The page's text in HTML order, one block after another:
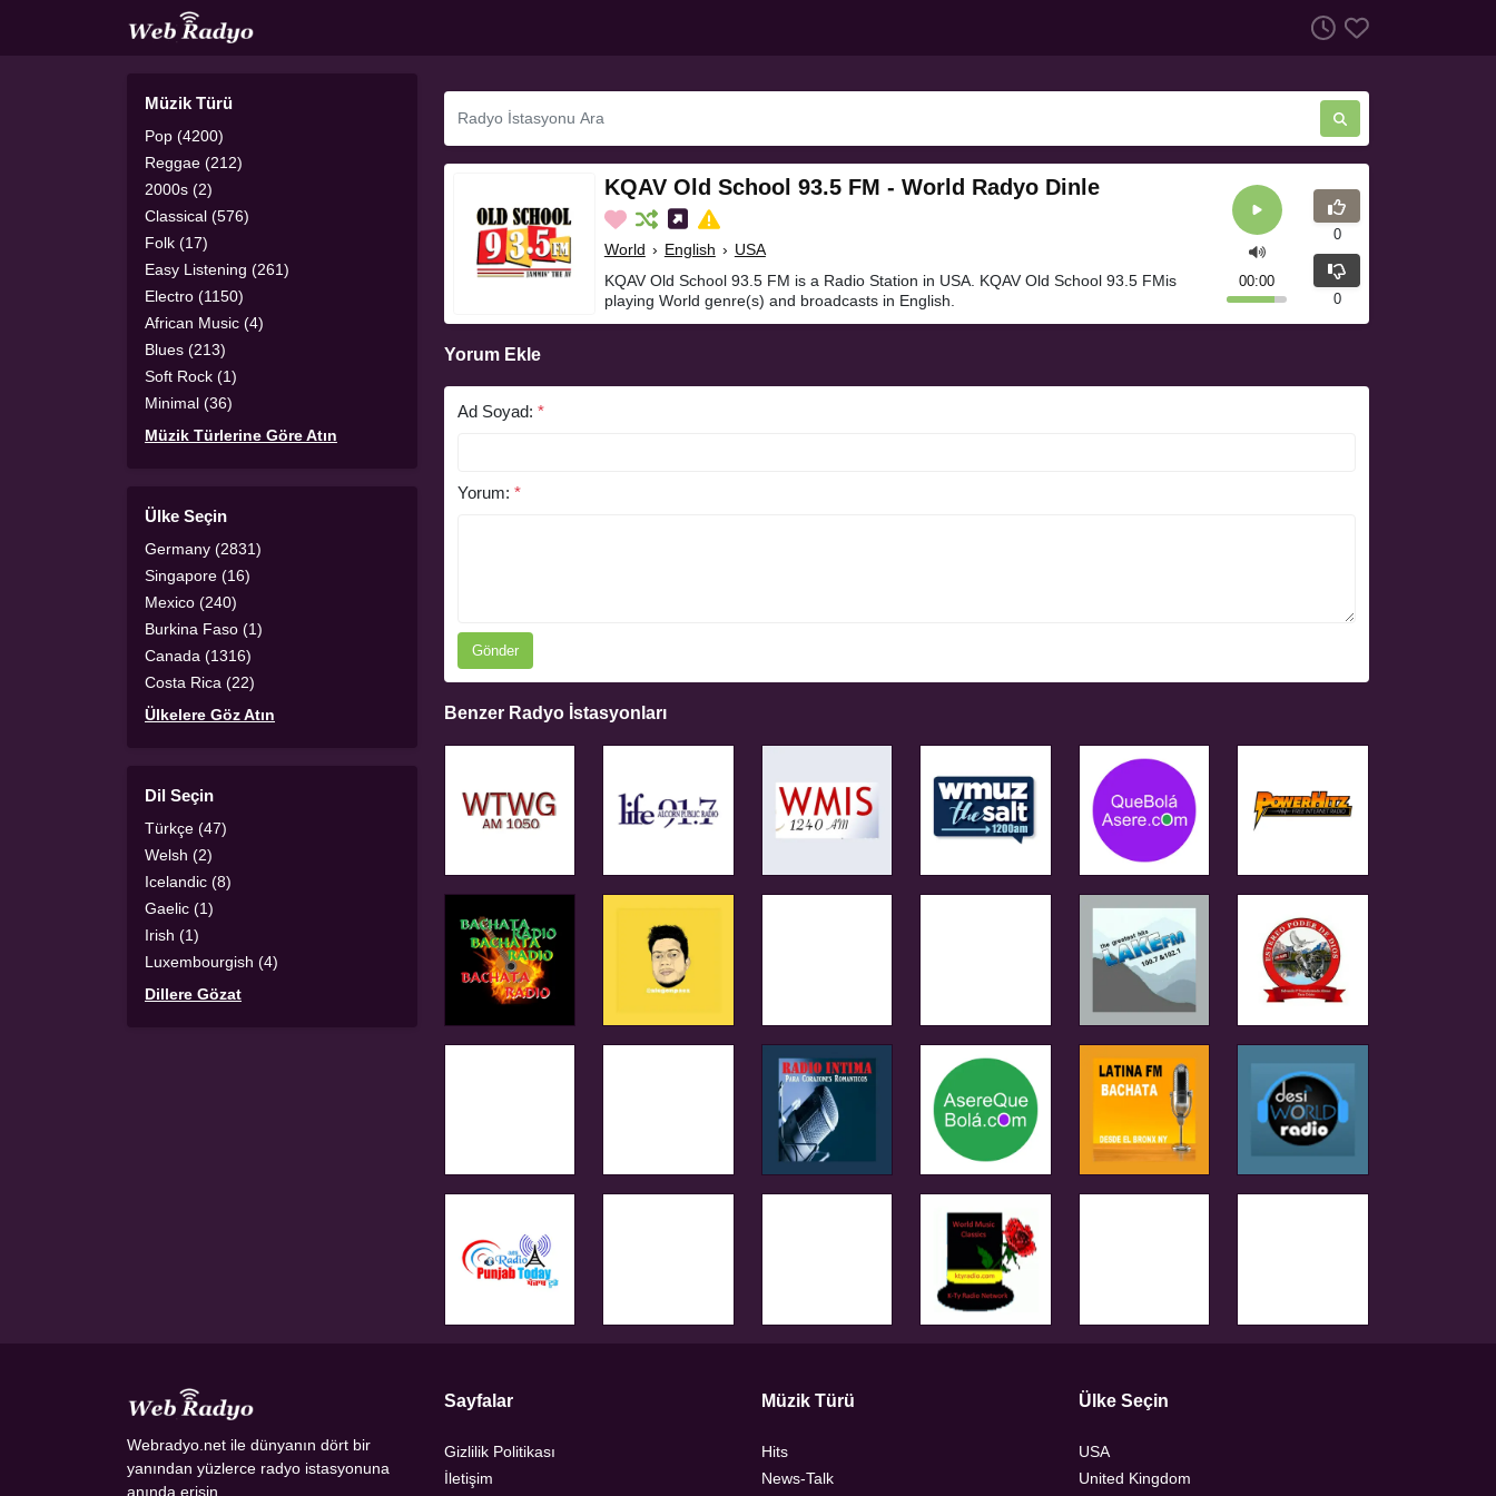
Müzik Türü
Pop (4200)
Reggae (212)
2000s (2)
Classical (576)
Folk (17)
Easy Listening (261)
Electro (1150)
African Music (4)
Blues (213)
Soft Rock (1)
Minimal (36)
Müzik Türlerine Göre Atın
Ülke Seçin
Germany (2831)
Singapore (16)
Mexico (240)
Burkina Faso (1)
Canada (1316)
Costa Rica (22)
Ülkelere Göz Atın
Dil Seçin
Türkçe (47)
Welsh (2)
Icelandic (8)
Gaelic (1)
Irish (1)
Luxembourgish (4)
Dillere Gözat
KQAV Old School 93.5 FM - World Radyo Dinle
World › English › USA
KQAV Old School 93.5 FM is a Radio Station in USA. KQAV Old School 93.5 FMis
playing World genre(s) and broadcasts in English.
00:00
0
0
Yorum Ekle
Ad Soyad: *
Yorum: *
Gönder
Benzer Radyo İstasyonları
Webradyo.net ile dünyanın dört bir
yanından yüzlerce radyo istasyonuna
anında erişin.
Sayfalar
Gizlilik Politikası
İletişim
Müzik Türü
Hits
News-Talk
Ülke Seçin
USA
United Kingdom